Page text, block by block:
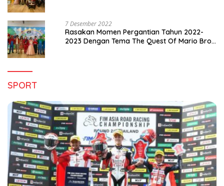
7 Desember 2022
Rasakan Momen Pergantian Tahun 2022-
2023 Dengan Tema The Quest Of Mario Bros
SPORT